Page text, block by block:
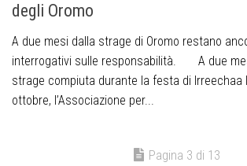
degli Oromo
A due mesi dalla strage di Oromo restano
interrogativi sulle responsabilità. A due
strage compiuta durante la festa di Irreechaa
ottobre, l’Associazione per...
Pagina 3 di 13